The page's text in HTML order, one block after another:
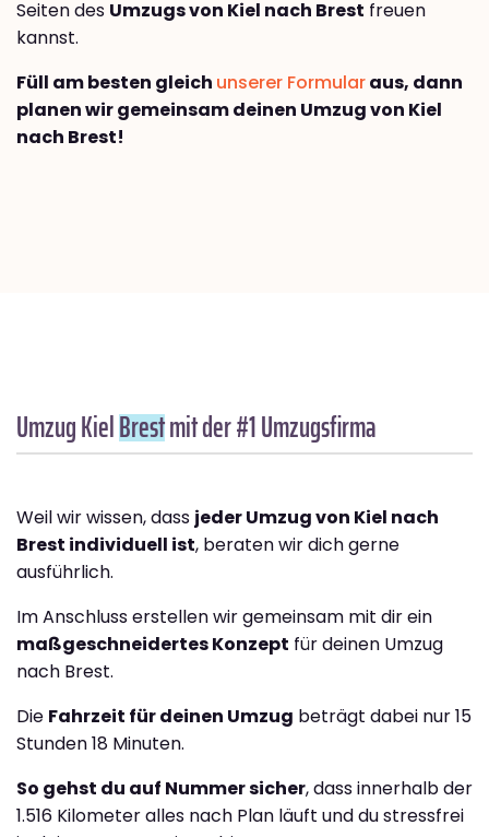
Seiten des Umzugs von Kiel nach Brest freuen
kannst.
Füll am besten gleich unserer Formularaus, dann
planen wir gemeinsam deinen Umzug von Kiel
nach Brest!
Umzug KielBrestmit der #1 Umzugsfirma
Weil wir wissen, dass jeder Umzug von Kiel nach
Brest individuell ist, beraten wir dich gerne
ausführlich.
Im Anschluss erstellen wir gemeinsam mit dir ein
maßgeschneidertes Konzept für deinen Umzug
nach Brest.
Die Fahrzeit für deinen Umzug beträgt dabei nur 15
Stunden 18 Minuten.
So gehst du auf Nummer sicher, dass innerhalb der
1.516 Kilometer alles nach Plan läuft und du stressfrei